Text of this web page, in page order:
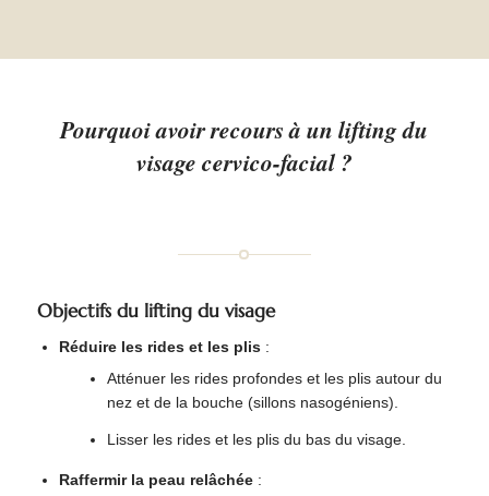
Pourquoi avoir recours à un lifting du
visage cervico-facial ?
Objectifs du lifting du visage
Réduire les rides et les plis :
Atténuer les rides profondes et les plis autour du
nez et de la bouche (sillons nasogéniens).
Lisser les rides et les plis du bas du visage.
Raffermir la peau relâchée :